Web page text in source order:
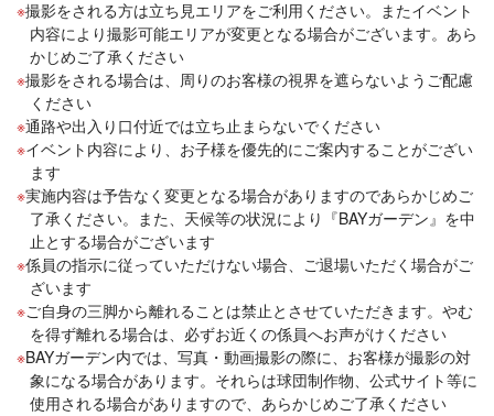
撮影をされる方は立ち見エリアをご利用ください。またイベント
内容により撮影可能エリアが変更となる場合がございます。あら
かじめご了承ください
撮影をされる場合は、周りのお客様の視界を遮らないようご配慮
ください
通路や出入り口付近では立ち止まらないでください
イベント内容により、お子様を優先的にご案内することがござい
ます
実施内容は予告なく変更となる場合がありますのであらかじめご
了承ください。また、天候等の状況により『BAYガーデン』を中
止とする場合がございます
係員の指示に従っていただけない場合、ご退場いただく場合がご
ざいます
ご自身の三脚から離れることは禁止とさせていただきます。やむ
を得ず離れる場合は、必ずお近くの係員へお声がけください
BAYガーデン内では、写真・動画撮影の際に、お客様が撮影の対
象になる場合があります。それらは球団制作物、公式サイト等に
使用される場合がありますので、あらかじめご了承ください